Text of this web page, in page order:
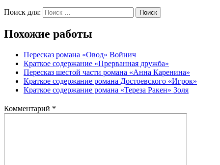
Поиск для: Поиск
Похожие работы
Пересказ романа «Овод» Войнич
Краткое содержание «Прерванная дружба»
Пересказ шестой части романа «Анна Каренина»
Краткое содержание романа Достоевского «Игрок»
Краткое содержание романа «Тереза Ракен» Золя
Комментарий *